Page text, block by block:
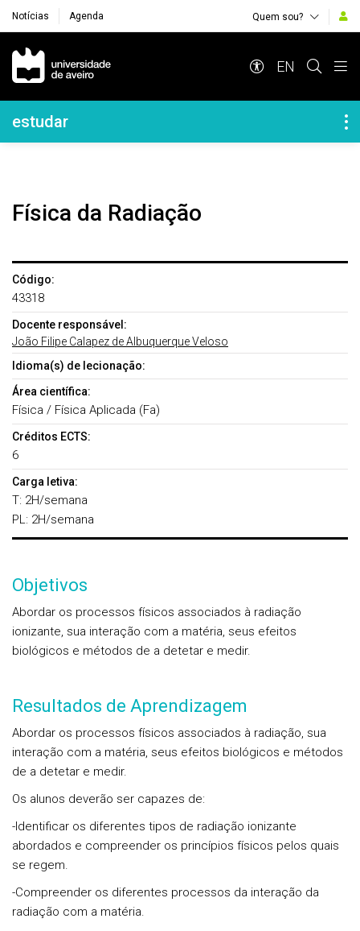
Notícias Agenda Quem sou?
Navegação Principal
EN
Navegação Lateral
estudar
Física da Radiação
Código:
43318
Docente responsável:
João Filipe Calapez de Albuquerque Veloso
Idioma(s) de lecionação:
Área científica:
Física / Física Aplicada (Fa)
Créditos ECTS:
6
Carga letiva:
T: 2H/semana
PL: 2H/semana
Objetivos
Abordar os processos físicos associados à radiação
ionizante, sua interação com a matéria, seus efeitos
biológicos e métodos de a detetar e medir.
Resultados de Aprendizagem
Abordar os processos físicos associados à radiação, sua
interação com a matéria, seus efeitos biológicos e métodos
de a detetar e medir.
Os alunos deverão ser capazes de:
-Identificar os diferentes tipos de radiação ionizante
abordados e compreender os princípios físicos pelos quais
se regem.
-Compreender os diferentes processos da interação da
radiação com a matéria.